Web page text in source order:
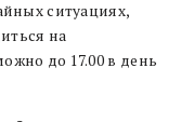
ситуациях,
на
до 17.00 в день